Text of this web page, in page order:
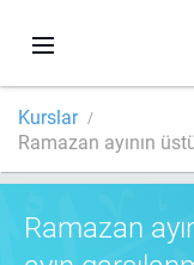
Kurslar
Ramazan ayının
Ramazan